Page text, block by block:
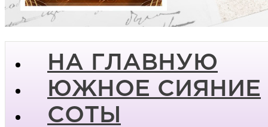
НА ГЛАВНУЮ
ЮЖНОЕ СИЯНИЕ
СОТЫ